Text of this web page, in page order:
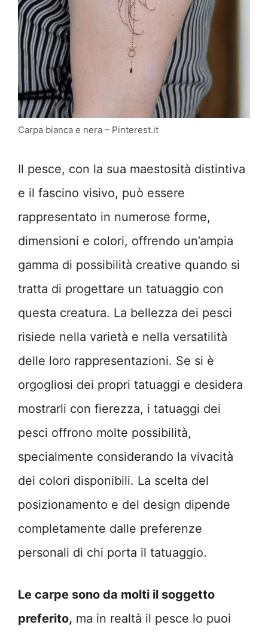
Carpa bianca e nera – Pinterest.it
Il pesce, con la sua maestosità distintiva
e il fascino visivo, può essere
rappresentato in numerose forme,
dimensioni e colori, offrendo un’ampia
gamma di possibilità creative quando si
tratta di progettare un tatuaggio con
questa creatura. La bellezza dei pesci
risiede nella varietà e nella versatilità
delle loro rappresentazioni. Se si è
orgogliosi dei propri tatuaggi e desidera
mostrarli con fierezza, i tatuaggi dei
pesci offrono molte possibilità,
specialmente considerando la vivacità
dei colori disponibili. La scelta del
posizionamento e del design dipende
completamente dalle preferenze
personali di chi porta il tatuaggio.
Le carpe sono da molti il soggetto
preferito, ma in realtà il pesce lo puoi